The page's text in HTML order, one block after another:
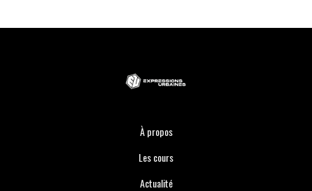
À propos
Les cours
Actualité